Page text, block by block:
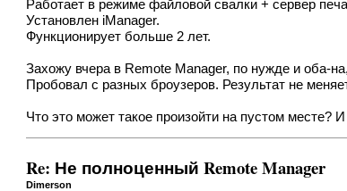
Работает в режиме файловой свалки + сервер
Установлен iManager.
Функционирует больше 2 лет.
Захожу вчера в Remote Manager, по нужде и оба-
Пробовал с разных броузеров. Результат не
Что это может такое произойти на пустом месте?
Re: Не полноценный Remote Manager
Dimerson